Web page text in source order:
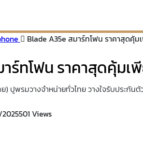
Blade A35e สมาร์ทโฟน ราคาสุดคุ้ม
ร์ทโฟน ราคาสุดคุ้มเ
) ปูพรมวางจำหน่ายทั่วไทย วางใจรับประกันตั
501 Views